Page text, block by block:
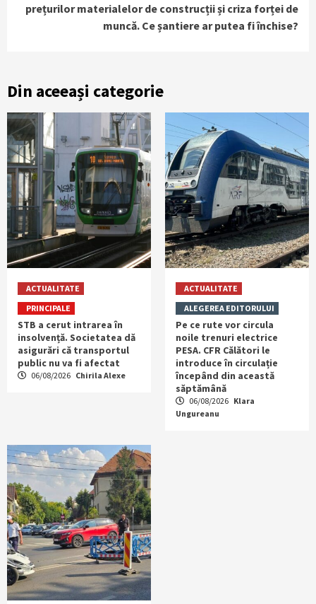
prețurilor materialelor de construcții și criza forței de
muncă. Ce șantiere ar putea fi închise?
Din aceeași categorie
ACTUALITATE
PRINCIPALE
STB a cerut intrarea în
insolvență. Societatea dă
asigurări că transportul
public nu va fi afectat
06/08/2026 Chirila Alexe
ACTUALITATE
ALEGEREA EDITORULUI
Pe ce rute vor circula
noile trenuri electrice
PESA. CFR Călători le
introduce în circulație
începând din această
săptămână
06/08/2026 Klara
Ungureanu